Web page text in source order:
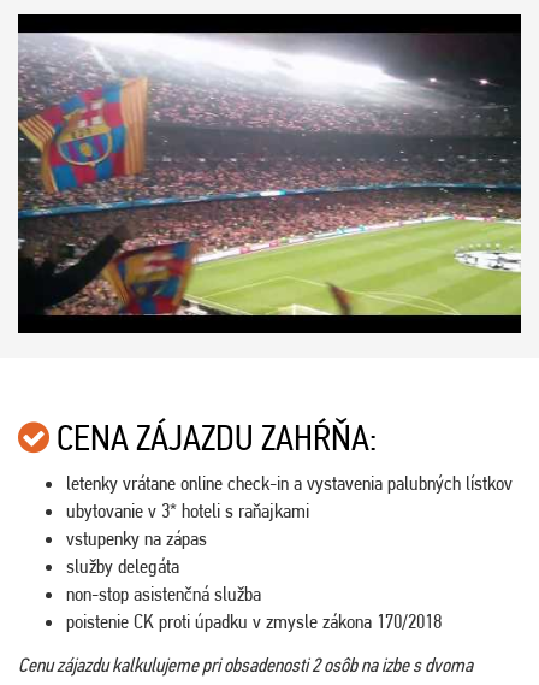
CENA ZÁJAZDU ZAHŔŇA:
letenky vrátane online check-in a vystavenia palubných lístkov
ubytovanie v 3* hoteli s raňajkami
vstupenky na zápas
služby delegáta
non-stop asistenčná služba
poistenie CK proti úpadku v zmysle zákona 170/2018
Cenu zájazdu kalkulujeme pri obsadenosti 2 osôb na izbe s dvoma